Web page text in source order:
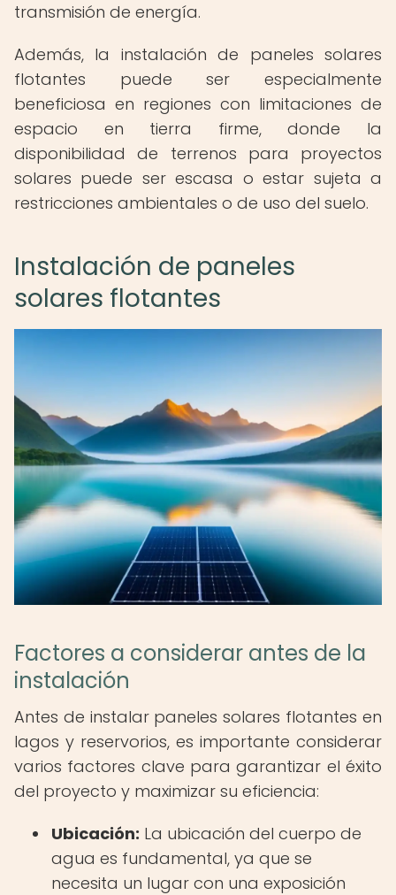
transmisión de energía.
Además, la instalación de paneles solares
flotantes puede ser especialmente
beneficiosa en regiones con limitaciones de
espacio en tierra firme, donde la
disponibilidad de terrenos para proyectos
solares puede ser escasa o estar sujeta a
restricciones ambientales o de uso del suelo.
Instalación de paneles
solares flotantes
Factores a considerar antes de la
instalación
Antes de instalar paneles solares flotantes en
lagos y reservorios, es importante considerar
varios factores clave para garantizar el éxito
del proyecto y maximizar su eficiencia:
Ubicación: La ubicación del cuerpo de
agua es fundamental, ya que se
necesita un lugar con una exposición